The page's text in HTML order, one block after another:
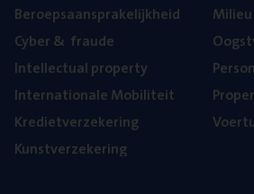
Beroeps­aan­spra­ke­lijk­heid
Cyber& fraude
Intel­lec­tu­al property
Inter­na­ti­o­na­le Mobiliteit
Kre­diet­ver­ze­ke­ring
Kunst­ver­ze­ke­ring
Mili­eu